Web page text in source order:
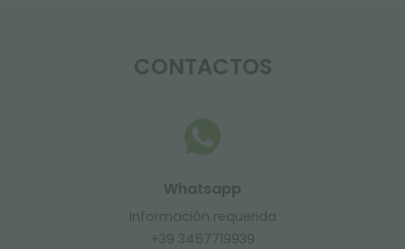
CONTACTOS
Whatsapp
Información requerida
+39 3457719939